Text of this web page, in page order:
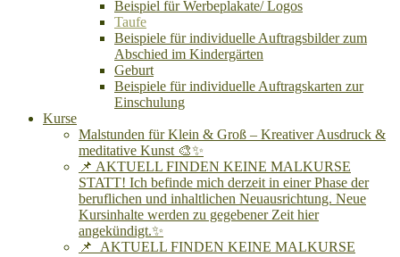
Beispiel für Werbeplakate/ Logos
Taufe
Beispiele für individuelle Auftragsbilder zum
Abschied im Kindergärten
Geburt
Beispiele für individuelle Auftragskarten zur
Einschulung
Kurse
Malstunden für Klein & Groß – Kreativer Ausdruck &
meditative Kunst 🎨✨
📌 AKTUELL FINDEN KEINE MALKURSE
STATT! Ich befinde mich derzeit in einer Phase der
beruflichen und inhaltlichen Neuausrichtung. Neue
Kursinhalte werden zu gegebener Zeit hier
angekündigt.✨
📌 AKTUELL FINDEN KEINE MALKURSE